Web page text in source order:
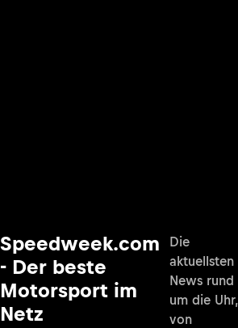
Speedweek.com
- Der beste
Motorsport im
Netz
Die
aktuellsten
News rund
um die Uhr,
von